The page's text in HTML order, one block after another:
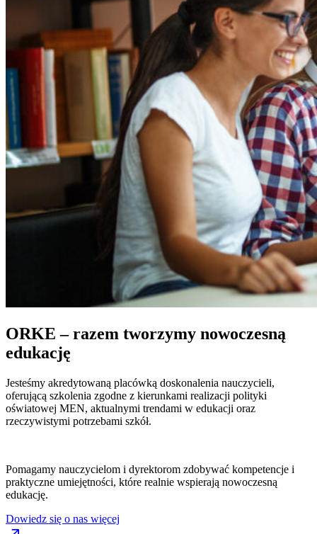
ORKE – razem tworzymy nowoczesną
edukację
Jesteśmy akredytowaną placówką doskonalenia nauczycieli,
oferującą szkolenia zgodne z kierunkami realizacji polityki
oświatowej MEN, aktualnymi trendami w edukacji oraz
rzeczywistymi potrzebami szkół.
Pomagamy nauczycielom i dyrektorom zdobywać kompetencje i
praktyczne umiejętności, które realnie wspierają nowoczesną
edukację.
Dowiedz się o nas więcej